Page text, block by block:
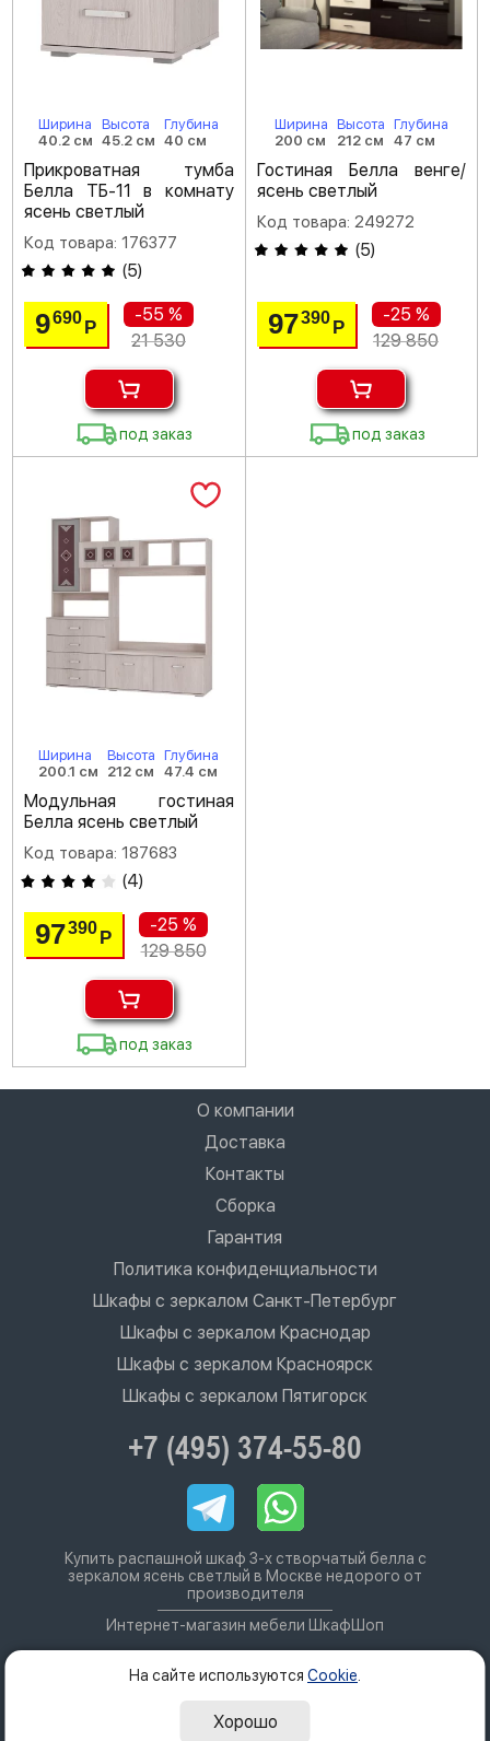
Ширина
40.2 см
Высота
45.2 см
Глубина
40 см
Прикроватная тумба
Белла ТБ-11 в комнату
ясень светлый
Код товара: 176377
(5)
9690Р
-55 %
21 530
под заказ
Ширина
200 см
Высота
212 см
Глубина
47 см
Гостиная Белла венге/
ясень светлый
Код товара: 249272
(5)
97390 Р
-25 %
129 850
под заказ
Ширина
200.1 см
Высота
212 см
Глубина
47.4 см
Модульная гостиная
Белла ясень светлый
Код товара: 187683
(4)
97390Р
-25 %
129 850
под заказ
О компании
Доставка
Контакты
Сборка
Гарантия
Политика конфиденциальности
Шкафы с зеркалом Санкт-Петербург
Шкафы с зеркалом Краснодар
Шкафы с зеркалом Красноярск
Шкафы с зеркалом Пятигорск
+7 (495) 374-55-80
Купить распашной шкаф 3-х створчатый белла с
зеркалом ясень светлый в Москве недорого от
производителя
Интернет-магазин мебели ШкафШоп
На сайте используются Cookie
Хорошо